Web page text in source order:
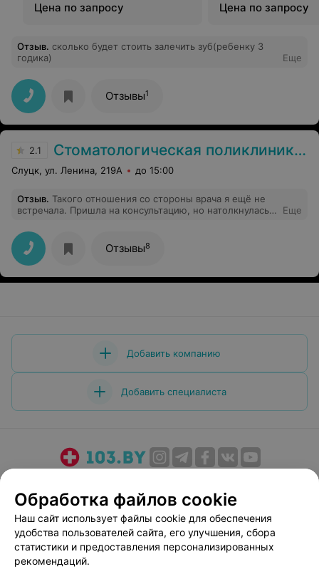
Цена по запросу
Цена по запросу
Отзыв. сколько будет стоить залечить зуб(ребенку 3
годика)
Еще
Отзывы1
2.1 Стоматологическая поликлиника г. Слуцка
Слуцк, ул. Ленина, 219А до 15:00
Отзыв. Такого отношения со стороны врача я ещё не
встречала. Пришла на консультацию, но натолкнулась
нагрубил. В конечном итоге консультация просто не
состоялась.
Еще
Отзывы8
Добавить компанию
Добавить специалиста
Медицинский маркетинг
Публичный договор
Пользовательское соглашение
Способы оплаты
Вакансии
Партнеры
Обработка файлов cookie
Наш сайт использует файлы cookie для обеспечения
удобства пользователей сайта, его улучшения, сбора
статистики и предоставления персонализированных
рекомендаций.